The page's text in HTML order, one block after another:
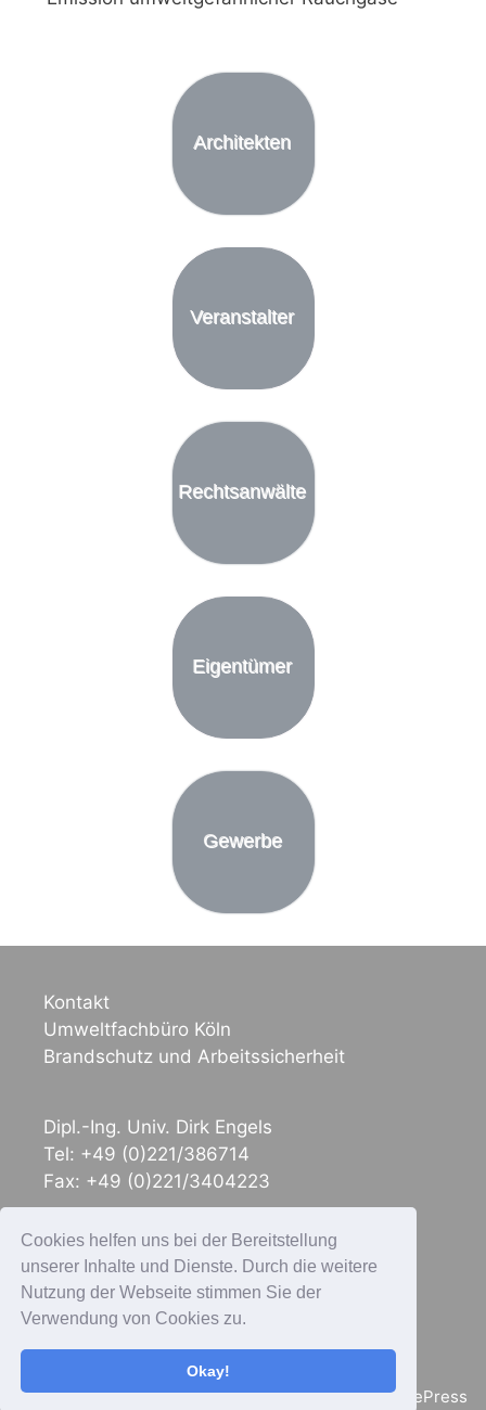
Cookies helfen uns bei der Bereitstellung
unserer Inhalte und Dienste. Durch die weitere
Nutzung der Webseite stimmen Sie der
Verwendung von Cookies zu.
Okay!
Architekten
Veranstalter
Rechtsanwälte
Eigentümer
Gewerbe
Kontakt
Umweltfachbüro Köln
Brandschutz und Arbeitssicherheit
Dipl.-Ing. Univ. Dirk Engels
Tel: +49 (0)221/386714
Fax: +49 (0)221/3404223
Mobil: +49 (0)174/9900911
E-Mail: umweltfachbuero@netcologne.de
Internet: www.umweltfachbuero-koeln.de
© 2026 Umweltfachbüro Köln• Erstellt mitGeneratePress